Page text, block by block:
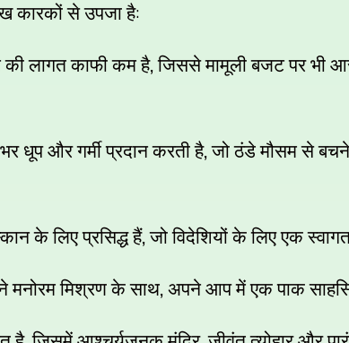
कारकों से उपजा है:
लागत काफी कम है,जिससे मामूली बजट पर भी
धूप और गर्मी प्रदान करती है,जो ठंडे मौसम से बचने
के लिए प्रसिद्ध हैं,जो विदेशियों के लिए एक
मनोरम मिश्रण के साथ, अपने आप में एक पाक